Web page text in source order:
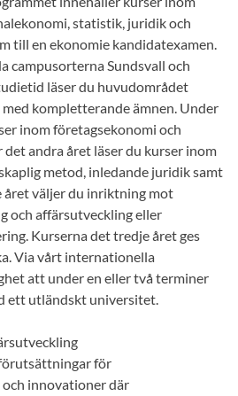
statistik, juridik och
till en ekonomie kandidatexamen.
campusorterna Sundsvall och
läser du huvudområdet
kompletterande ämnen. Under
inom företagsekonomi och
andra året läser du kurser inom
metod, inledande juridik samt
väljer du inriktning mot
och affärsutveckling eller
Kurserna det tredje året ges
Via vårt internationella
att under en eller två terminer
ett utländskt universitet.
för
innovationer där